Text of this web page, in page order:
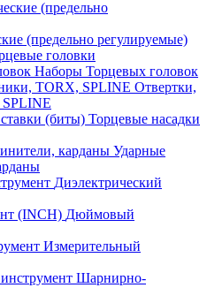
(предельно регулируемые)
головки
Наборы Торцевых головок
Отвертки,
Торцевые насадки
Ударные
Диэлектрический
Дюймовый
Измерительный
Шарнирно-